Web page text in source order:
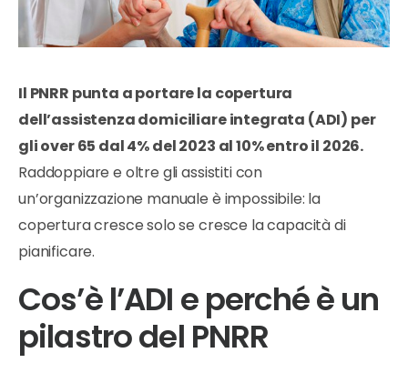
Il PNRR punta a portare la copertura
dell’assistenza domiciliare integrata (ADI) per
gli over 65 dal 4% del 2023 al 10% entro il 2026.
Raddoppiare e oltre gli assistiti con
un’organizzazione manuale è impossibile: la
copertura cresce solo se cresce la capacità di
pianificare.
Cos’è l’ADI e perché è un
pilastro del PNRR